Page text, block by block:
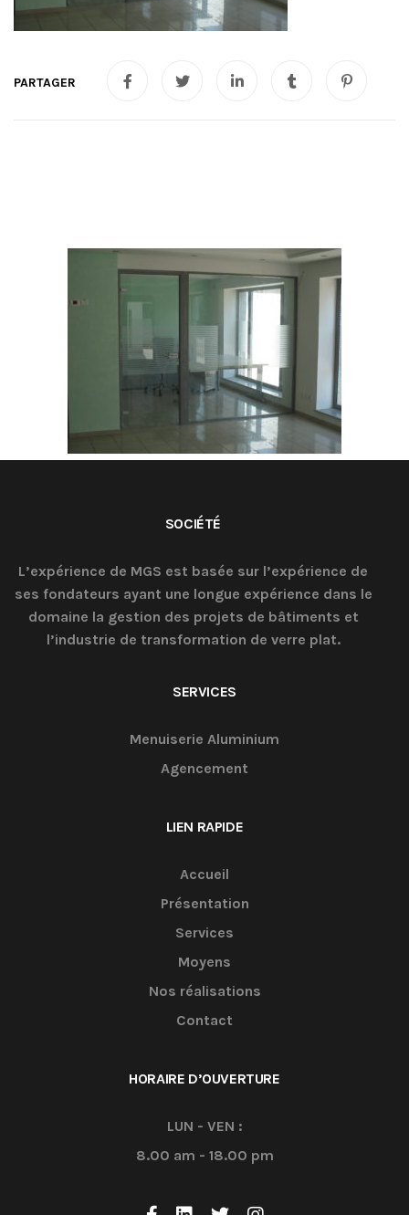
SOCIÉTÉ
L’expérience de MGS est basée sur l’expérience de
ses fondateurs ayant une longue expérience dans le
domaine la gestion des projets de bâtiments et
l’industrie de transformation de verre plat.
SERVICES
Menuiserie Aluminium
Agencement
LIEN RAPIDE
Accueil
Présentation
Services
Moyens
Nos réalisations
Contact
HORAIRE D’OUVERTURE
LUN - VEN :
8.00 am - 18.00 pm